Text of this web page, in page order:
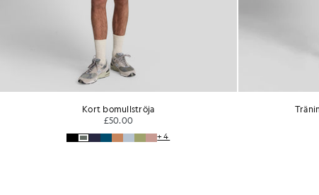
Träningsshorts med sporttejp
£65.00